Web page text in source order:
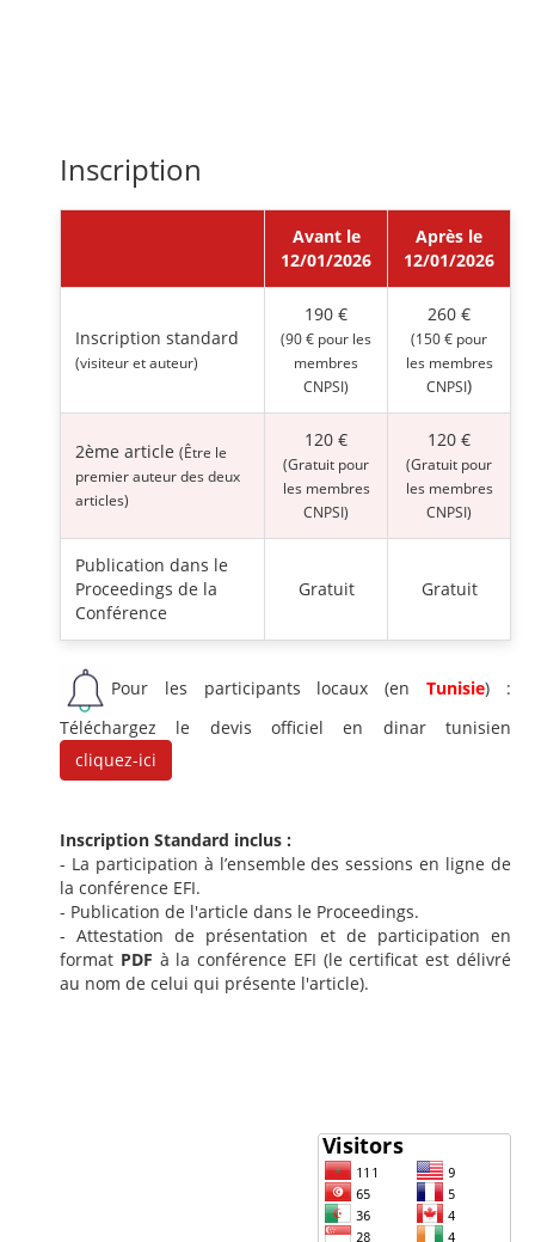
Inscription
Avant le
12/01/2026
Après le
12/01/2026
Inscription standard
(visiteur et auteur)
190 €
(90 € pour les
membres
CNPSI)
260 €
(150 € pour
les membres
CNPSI)
2ème article (Être le
premier auteur des deux
articles)
120 €
(Gratuit pour
les membres
CNPSI)
120 €
(Gratuit pour
les membres
CNPSI)
Publication dans le
Proceedings de la
Conférence
Gratuit Gratuit
Pour les participants locaux (enTunisie) :
Téléchargez le devis officiel en dinar tunisien
cliquez-ici
Inscription Standard inclus :
- La participation à l’ensemble des sessions en ligne de
la conférence EFI.
- Publication de l'article dans le Proceedings.
- Attestation de présentation et de participation en
format PDF à la conférence EFI (le certificat est délivré
au nom de celui qui présente l'article).